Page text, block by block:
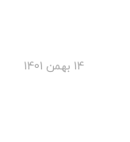
14 بهمن 1401